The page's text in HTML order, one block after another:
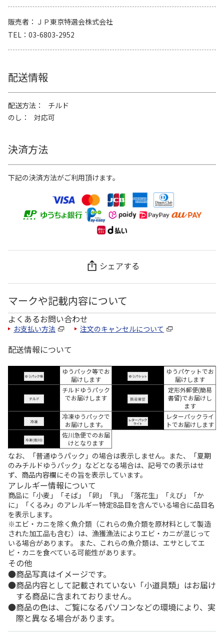
販売者
ＪＰ東京特選会株式会社
TEL
03-6803-2952
配送情報
配送方法
チルド
のし
対応可
決済方法
下記の決済方法がご利用頂けます。
シェアする
マークや記載内容について
よくあるお問い合わせ
お支払い方法 注文のキャンセルについて
配送情報について
ゆうパック等でお
届けします
ゆうパケットでお
届けします
チルドゆうパック
でお届けします
定形外郵便(簡易
書留)でお届けし
ます
冷凍ゆうパックで
お届けします。
レターパックライ
トでお届けします
佐川急便でのお届
けとなります
なお、「普通ゆうパック」の場合は表示しません。また、「夏期
のみチルドゆうパック」などとなる場合は、記号での表示はせ
ず、商品内容欄にその旨を表示しています。
アレルギー情報について
商品に「小麦」「そば」「卵」「乳」「落花生」「えび」「か
に」「くるみ」のアレルギー特定8品目を含んでいる場合に品目名
を表示します。
※エビ・カニを除く魚介類（これらの魚介類を原材料として製造
された加工品も含む）は、漁獲漁法によりエビ・カニが混じって
いる場合があります。 また、これらの魚介類は、エサとしてエ
ビ・カニを食べている可能性があります。
その他
商品写真はイメージです。
商品内容として記載されていない「小道具類」はお届け
する商品に含まれておりません。
商品の色は、ご覧になるパソコンなどの環境により、実
際と異なる場合があります。